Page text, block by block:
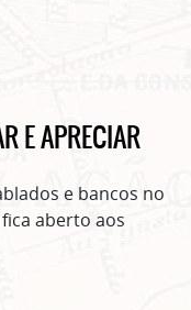
E APRECIAR
e bancos no
aberto aos